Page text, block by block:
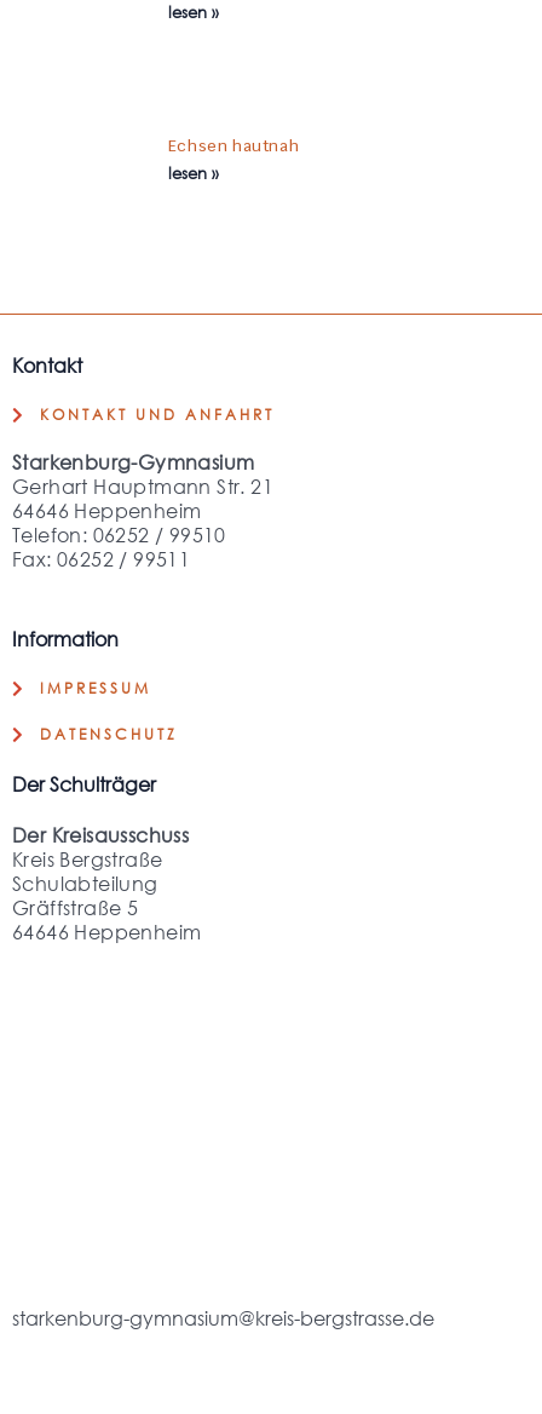
lesen »
Echsen hautnah
lesen »
Kontakt
KONTAKT UND ANFAHRT
Starkenburg-Gymnasium
Gerhart Hauptmann Str. 21
64646 Heppenheim
Telefon: 06252 / 99510
Fax: 06252 / 99511
Information
IMPRESSUM
DATENSCHUTZ
Der Schulträger
Der Kreisausschuss
Kreis Bergstraße
Schulabteilung
Gräffstraße 5
64646 Heppenheim
starkenburg-gymnasium@kreis-bergstrasse.de